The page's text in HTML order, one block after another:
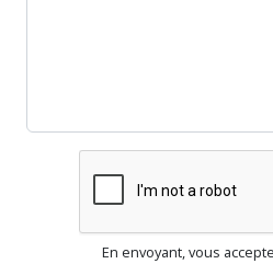
En envoyant, vous